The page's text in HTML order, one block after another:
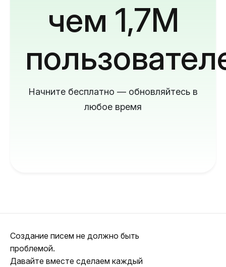
чем 1,7M
Начните бесплатно — обновляйтесь в
любое время
Создание писем не должно быть
проблемой.
Давайте вместе сделаем каждый